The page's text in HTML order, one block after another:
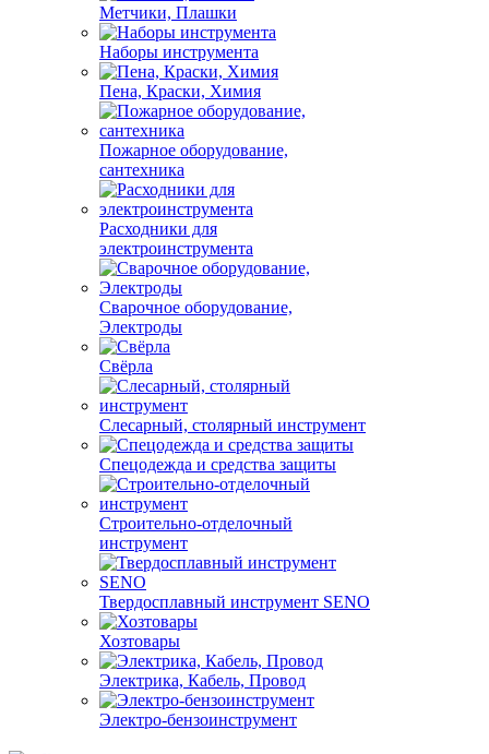
Метчики, Плашки
Наборы инструмента
Пена, Краски, Химия
Пожарное оборудование,
сантехника
Расходники для
электроинструмента
Сварочное оборудование,
Электроды
Свёрла
Слесарный, столярный инструмент
Спецодежда и средства защиты
Строительно-отделочный
инструмент
Твердосплавный инструмент SENO
Хозтовары
Электрика, Кабель, Провод
Электро-бензоинструмент